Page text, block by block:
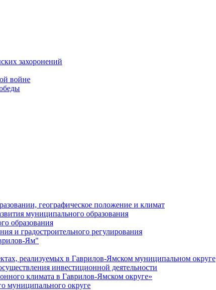
захоронений
войне
географическое положение и климат
муниципального образования
образования
и градостроительного регулирования
Ям"
реализуемых в Гаврилов-Ямском муниципальном округе
инвестиционной деятельности
климата в Гаврилов-Ямском округе»
муниципального округе